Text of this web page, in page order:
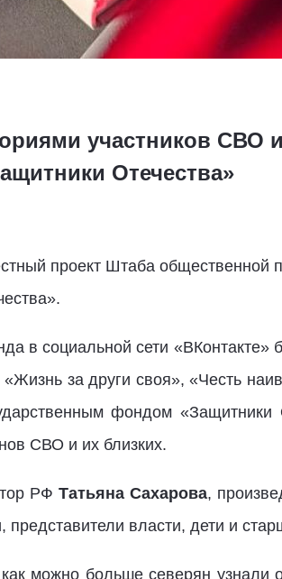
участников СВО
Отечества»
проект Штаба
в социальной сети «ВКонтакте»
«Жизнь за други своя», «Честь
фондом «Защитники
СВО и их близких.
РФ Татьяна Сахарова,
власти, дети и
можно больше северян узнали